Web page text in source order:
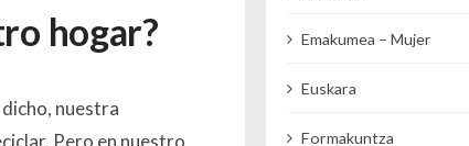
hogar?
nuestra
Pero en nuestro
Emakumea – Mujer
Euskara
Formakuntza